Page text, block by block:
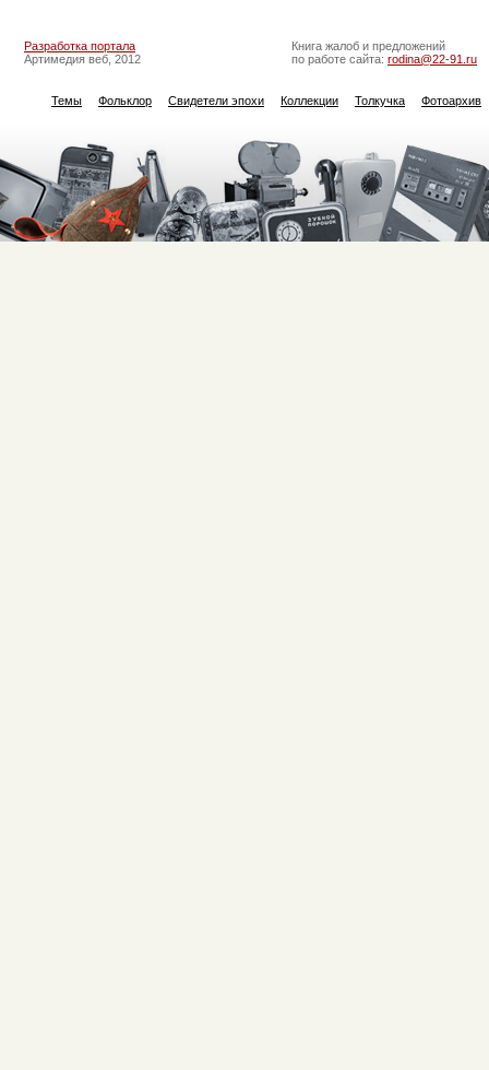
Разработка портала
Артимедия веб, 2012
Книга жалоб и предложений
по работе сайта: rodina@22-91.ru
Темы Фольклор Свидетели эпохи Коллекции Толкучка Фотоархив